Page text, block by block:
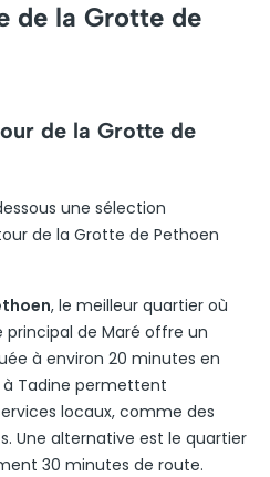
de la Grotte de
de la Grotte de
une sélection
de la Grotte de Pethoen
, le meilleur quartier où
principal de Maré offre un
à environ 20 minutes en
Tadine permettent
locaux, comme des
Une alternative est le quartier
30 minutes de route.